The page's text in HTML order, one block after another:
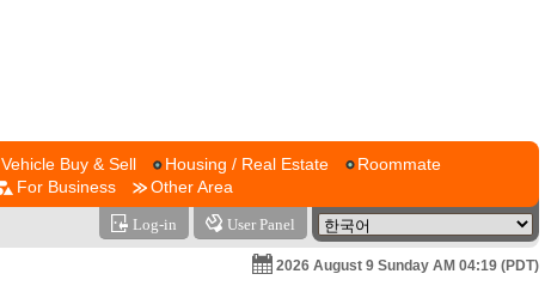
Vehicle Buy & Sell Housing / Real Estate
Roommate
For Business Other Area
Log-in User Panel
2026 August 9 Sunday AM 04:19 (PDT)